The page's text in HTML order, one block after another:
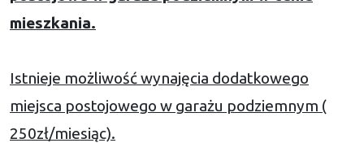
mieszkania.
Istnieje możliwość wynajęcia dodatkowego
miejsca postojowego w garażu podziemnym (
250zł/miesiąc).